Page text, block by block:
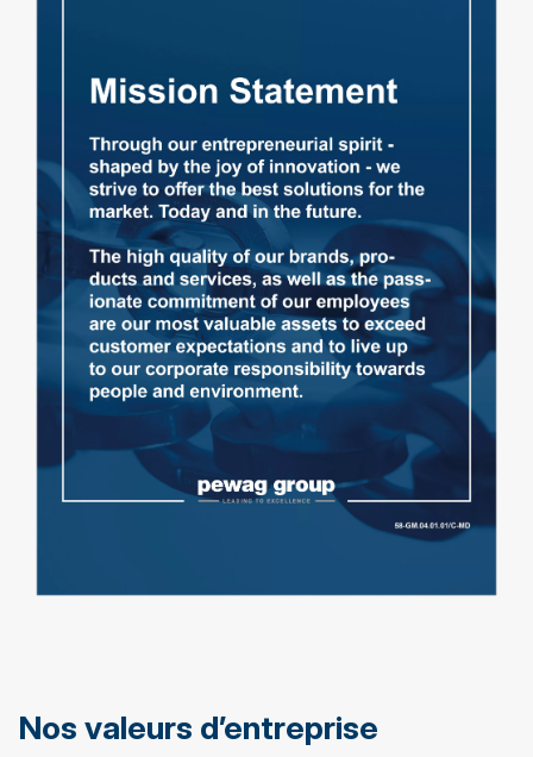
Nos valeurs d’entreprise